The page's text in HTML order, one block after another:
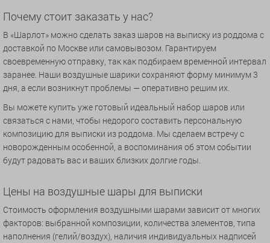
Почему стоит заказать у нас?
В «Шарлот» можно сделать заказ шаров на выписку из роддома с
доставкой по Москве или самовывозом. Гарантируем
своевременную отправку, так как подбираем временной интервал
заранее. Наши воздушные шарики сохраняют форму минимум 3
дня, а если возникнут проблемы — оперативно решим их.
Вы можете купить уже готовый идеальный набор шаров или
связаться с нами, чтобы недорого составить персональную
композицию для выписки из роддома. Мы сделаем встречу с
новорожденным особенной, а воспоминания об этом событии
будут радовать вас и ваших близких долгие годы.
Цены на воздушные шары для выписки
Стоимость оформления воздушными шарами зависит от многих
факторов: выбранной композиции, количества элементов, типа
наполнения (гелий/воздух), наличия индивидуальных надписей